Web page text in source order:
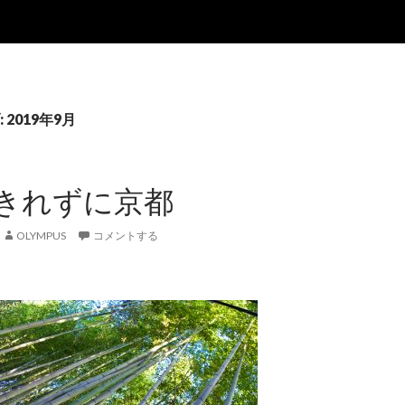
2019年9月
れずに京都
OLYMPUS コメントする